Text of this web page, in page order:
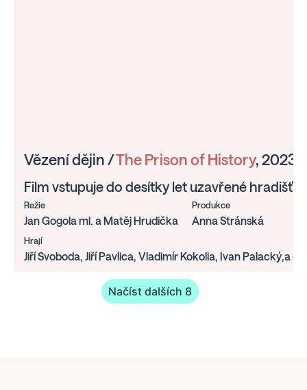
Vězení dějin /The Prison of History, 2023,
Film vstupuje do desítky let uzavřené
Režie
Jan Gogola ml. a Matěj Hrudička
Produkce
Anna Stránská
Hrají
Jiří Svoboda, Jiří Pavlica, Vladimír Kokolia, Ivan Palacký,a
Načíst dalších 8